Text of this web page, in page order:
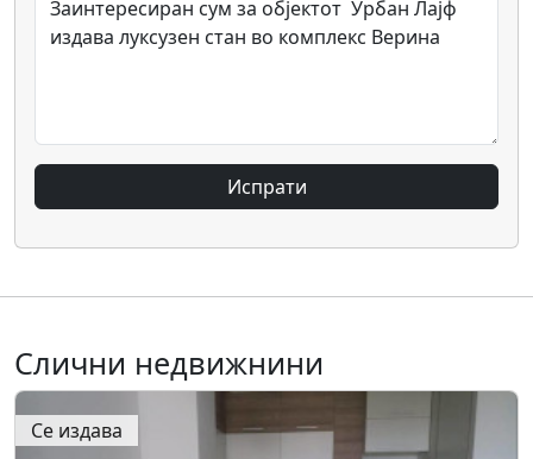
Испрати
Слични недвижнини
Се издава